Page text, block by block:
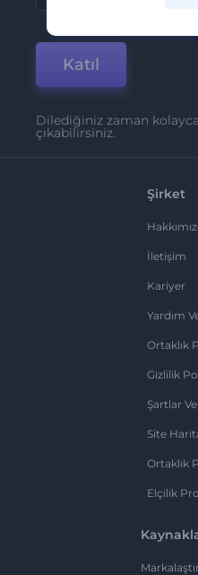
Katıl
Dilediğiniz zaman
çıkabilirsiniz.
Şirket
İletişim
Kariyer
Yardım
Ortaklık
Gizlilik
Şartlar
Site
Ortaklık
Elçilik